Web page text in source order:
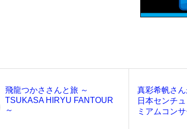
飛龍つかささんと旅 ～
TSUKASA HIRYU FANTOUR
～
真彩希帆さ
日本センチ
ミアムコン